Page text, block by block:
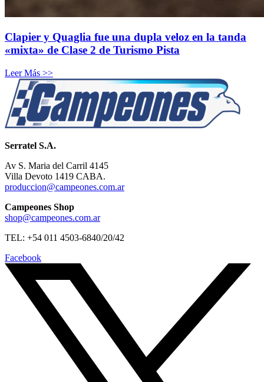
Clapier y Quaglia fue una dupla veloz en la tanda
«mixta» de Clase 2 de Turismo Pista
Leer Más >>
Serratel S.A.
Av S. Maria del Carril 4145
Villa Devoto 1419 CABA.
produccion@campeones.com.ar
Campeones Shop
shop@campeones.com.ar
TEL: +54 011 4503-6840/20/42
Facebook